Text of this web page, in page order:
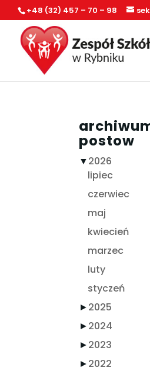
+48 (32) 457 – 70 – 98
postow
▼2026
lipiec
czerwiec
maj
kwiecień
marzec
luty
styczeń
►2025
►2024
►2023
►2022